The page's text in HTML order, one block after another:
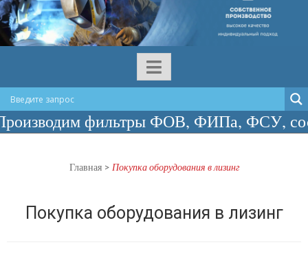
фильтры ФОВ, ФИПа, ФСУ,
Главная > Покупка оборудования в лизинг
Покупка оборудования в лизинг